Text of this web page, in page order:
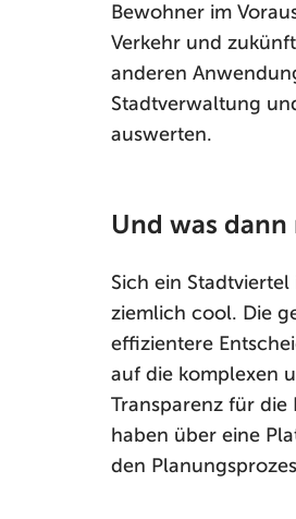
Bewohner im
Verkehr und
anderen
Stadtverwaltung
auswerten.
Und was
Sich ein
ziemlich cool. Die
effizientere
auf die komplexen
Transparenz für
haben über eine
den